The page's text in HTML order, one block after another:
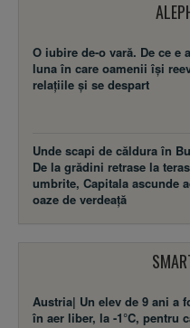
O iubire de-o vară. De ce e
luna în care oamenii își
relațiile și se despart
Unde scapi de căldura în
De la grădini retrase la
umbrite, Capitala ascunde
oaze de verdeață
Austria| Un elev de 9 ani a
în aer liber, la -1°C, pentru